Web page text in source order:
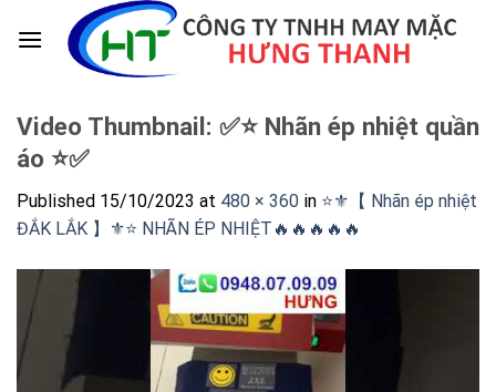
Video Thumbnail: ✅⭐️ Nhãn ép nhiệt quần
áo ⭐️✅
Published 15/10/2023 at 480 × 360 in ⭐️⚜️【 Nhãn ép nhiệt
ĐẮK LẮK 】⚜️⭐️ NHÃN ÉP NHIỆT🔥🔥🔥🔥🔥